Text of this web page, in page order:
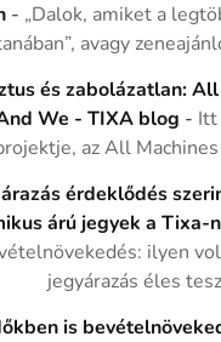
- „Dalok, amiket a
avagy
és zabolázatlan:
We - TIXA blog - Itt
az All
érdeklődés
árú jegyek a Tixa-
ilyen
jegyárazás éles
is